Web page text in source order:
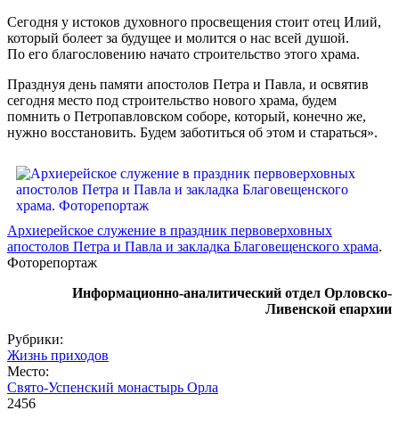
Сегодня у истоков духовного просвещения стоит отец Илий,
который болеет за будущее и молится о нас всей душой.
По его благословению начато строительство этого храма.
Празднуя день памяти апостолов Петра и Павла, и освятив
сегодня место под строительство нового храма, будем
помнить о Петропавловском соборе, который, конечно же,
нужно восстановить. Будем заботиться об этом и стараться».
Архиерейское служение в праздник первоверховных
апостолов Петра и Павла и закладка Благовещенского храма.
Фоторепортаж
Информационно-аналитический отдел Орловско-
Ливенской епархии
Рубрики:
Жизнь приходов
Место:
Свято-Успенский монастырь Орла
2456